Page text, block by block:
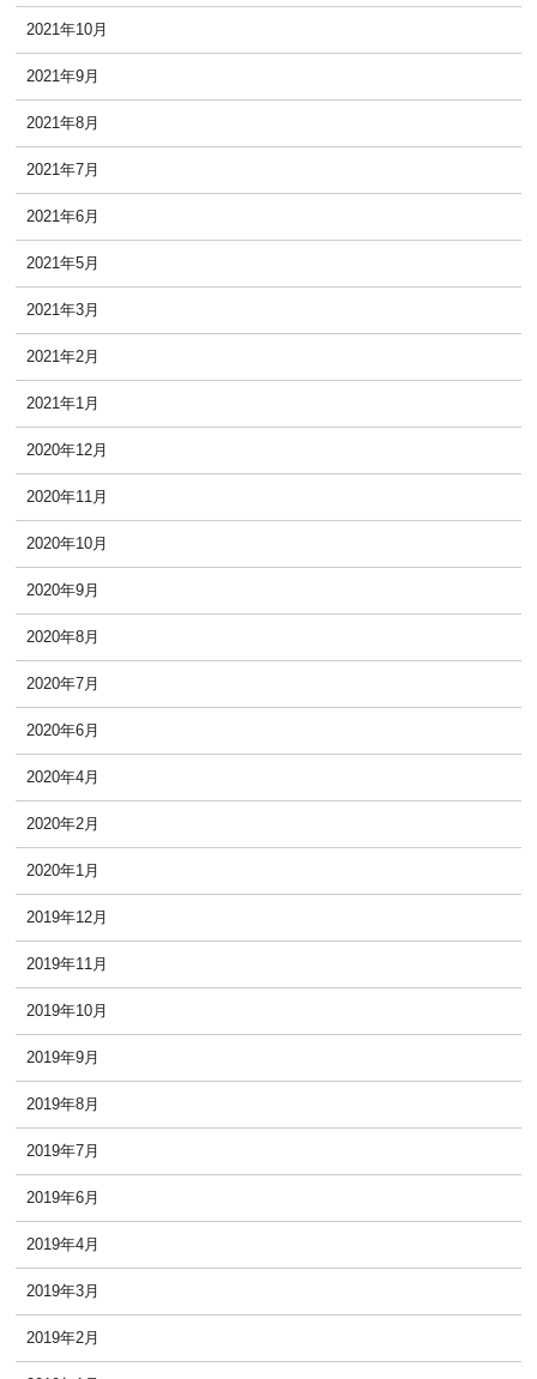
2021年10月
2021年9月
2021年8月
2021年7月
2021年6月
2021年5月
2021年3月
2021年2月
2021年1月
2020年12月
2020年11月
2020年10月
2020年9月
2020年8月
2020年7月
2020年6月
2020年4月
2020年2月
2020年1月
2019年12月
2019年11月
2019年10月
2019年9月
2019年8月
2019年7月
2019年6月
2019年4月
2019年3月
2019年2月